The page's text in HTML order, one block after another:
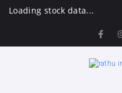
Loading stock data...